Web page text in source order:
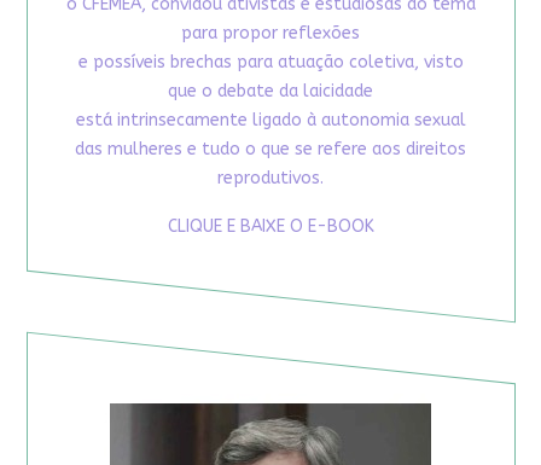
para propor reflexões
e possíveis brechas para atuação coletiva, visto
que o debate da laicidade
está intrinsecamente ligado à autonomia sexual
das mulheres e tudo o que se refere aos direitos
reprodutivos.
CLIQUE E BAIXE O E-BOOK